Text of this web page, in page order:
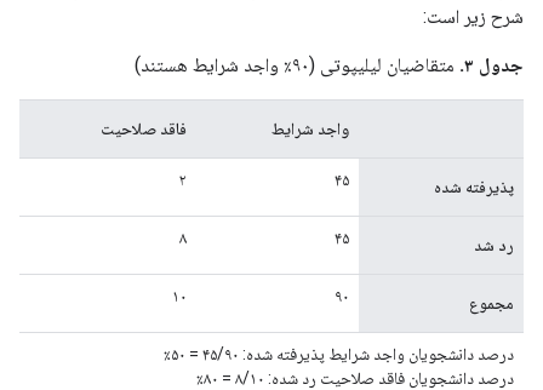
شرح زیر است:
جدول ۳. متقاضیان لیلیپوتی (۹۰٪ واجد شرایط هستند)
واجد شرایط فاقد صلاحیت
پذیرفته شده ۴۵ ۲
رد شد ۴۵ ۸
مجموع ۹۰ ۱۰
درصد دانشجویان واجد شرایط پذیرفته شده: ۴۵/۹۰ = ۵۰٪
درصد دانشجویان فاقد صلاحیت رد شده: ۸/۱۰ = ۸۰٪